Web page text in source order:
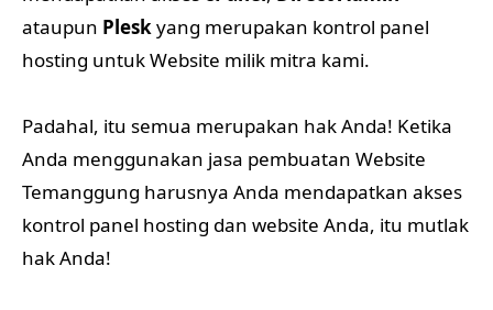
ataupun Pleskyang merupakan kontrol panel
hosting untuk Website milik mitra kami.
Padahal, itu semua merupakan hak Anda! Ketika
Anda menggunakan jasa pembuatan Website
Temanggung harusnya Anda mendapatkan akses
kontrol panel hosting dan website Anda, itu mutlak
hak Anda!